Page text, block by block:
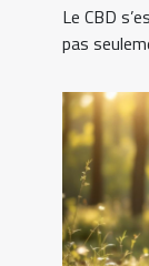
Le CBD
pas